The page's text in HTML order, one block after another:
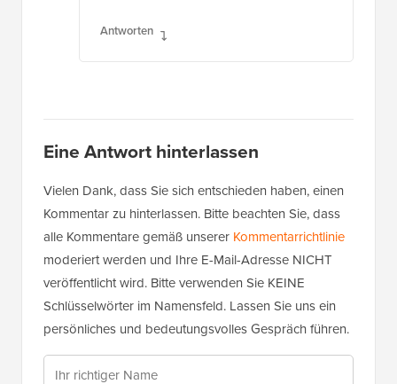
Antworten
Eine Antwort hinterlassen
Vielen Dank, dass Sie sich entschieden haben, einen
Kommentar zu hinterlassen. Bitte beachten Sie, dass
alle Kommentare gemäß unserer Kommentarrichtlinie
moderiert werden und Ihre E-Mail-Adresse NICHT
veröffentlicht wird. Bitte verwenden Sie KEINE
Schlüsselwörter im Namensfeld. Lassen Sie uns ein
persönliches und bedeutungsvolles Gespräch führen.